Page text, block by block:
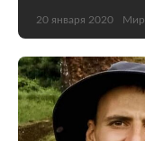
20 января 2020 Мир